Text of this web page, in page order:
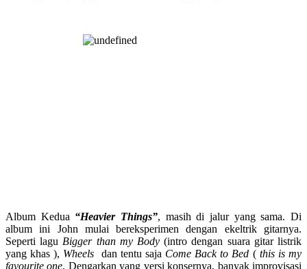
Album Kedua “Heavier Things”, masih di jalur yang sama. Di
album ini John mulai bereksperimen dengan ekeltrik gitarnya.
Seperti lagu Bigger than my Body (intro dengan suara gitar listrik
yang khas ), Wheels dan tentu saja Come Back to Bed ( this is my
favourite one. Dengarkan yang versi konsernya, banyak improvisasi